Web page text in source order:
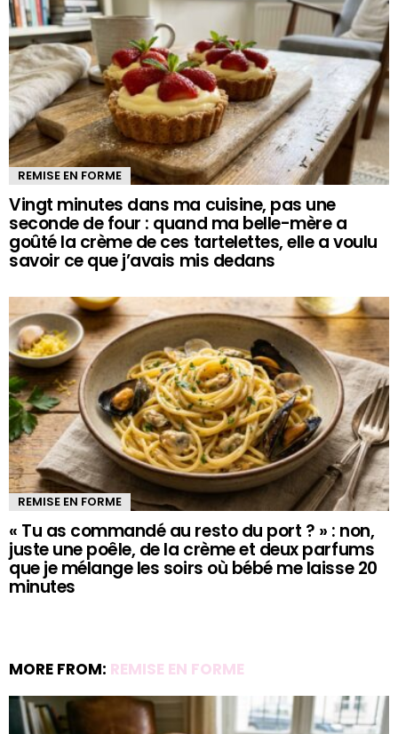
REMISE EN FORME
Vingt minutes dans ma cuisine, pas une
seconde de four : quand ma belle-mère a
goûté la crème de ces tartelettes, elle a voulu
savoir ce que j’avais mis dedans
REMISE EN FORME
« Tu as commandé au resto du port ? » : non,
juste une poêle, de la crème et deux parfums
que je mélange les soirs où bébé me laisse 20
minutes
MORE FROM: REMISE EN FORME